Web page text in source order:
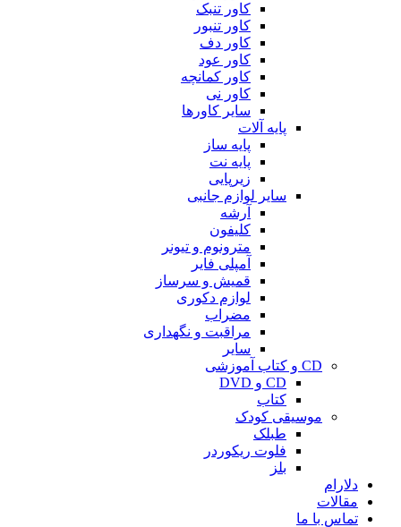
کاور تنبک
کاور تنبور
کاور دف
کاور عود
کاور کمانچه
کاور نی
سایر کاورها
پایه آلات
پایه ساز
پایه نت
زیرپایی
سایر لوازم جانبی
آرشه
کلیفون
مترونوم و تیونر
آمپلی فایر
قمیش و سرساز
لوازم دکوری
مضراب
مراقبت و نگهداری
سایر
CD و کتاب آموزشی
CD و DVD
کتاب
موسیقی کودک
طبلک
فلوت ریکوردر
بلز
دلارام
مقالات
تماس با ما